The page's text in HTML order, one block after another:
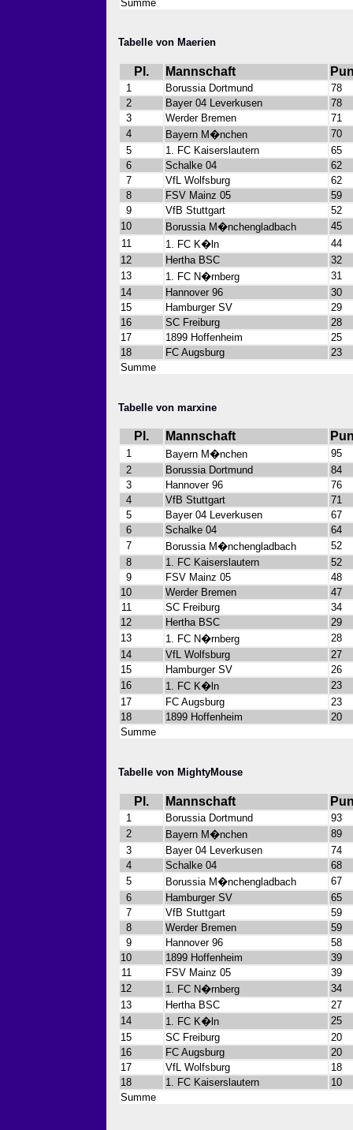
Summe
Tabelle von Maerien
Pl. Mannschaft
1 Borussia Dortmund
78
2
Bayer 04 Leverkusen
78
3
Werder Bremen
71
4
Bayern M�nchen
70
5
1. FC Kaiserslautern
65
6
Schalke 04
62
7
VfL Wolfsburg
62
8
FSV Mainz 05
59
9
VfB Stuttgart
52
10
Borussia M�nchengladbach
45
11
1. FC K�ln
44
12
Hertha BSC
32
13
1. FC N�rnberg
31
14
Hannover 96
30
15
Hamburger SV
29
16
SC Freiburg
28
17
1899 Hoffenheim
25
18
FC Augsburg
23
Summe
Tabelle von marxine
Pl. Mannschaft
1 Bayern M�nchen
95
2
Borussia Dortmund
84
3
Hannover 96
76
4
VfB Stuttgart
71
5
Bayer 04 Leverkusen
67
6
Schalke 04
64
7
Borussia M�nchengladbach
52
8
1. FC Kaiserslautern
52
9
FSV Mainz 05
48
10
Werder Bremen
47
11
SC Freiburg
34
12
Hertha BSC
29
13
1. FC N�rnberg
28
14
VfL Wolfsburg
27
15
Hamburger SV
26
16
1. FC K�ln
23
17
FC Augsburg
23
18
1899 Hoffenheim
20
Summe
Tabelle von MightyMouse
Pl. Mannschaft
1 Borussia Dortmund
93
2
Bayern M�nchen
89
3
Bayer 04 Leverkusen
74
4
Schalke 04
68
5
Borussia M�nchengladbach
67
6
Hamburger SV
65
7
VfB Stuttgart
59
8
Werder Bremen
59
9
Hannover 96
58
10
1899 Hoffenheim
39
11
FSV Mainz 05
39
12
1. FC N�rnberg
34
13
Hertha BSC
27
14
1. FC K�ln
25
15
SC Freiburg
20
16
FC Augsburg
20
17
VfL Wolfsburg
18
18
1. FC Kaiserslautern
10
Summe